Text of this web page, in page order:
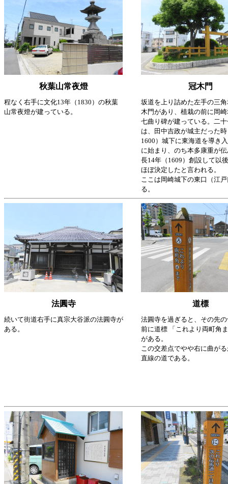
秋葉山常夜燈 冠木門
程なく右手に文化13年（1830）の秋葉
山常夜燈が建っている。
坂道を上り詰めた左手の三
木門があり、植栽の前に岡
七曲り碑が建っている。二
は、田中吉政が城主だった
1600）城下に東海道を導き
に始まり、のち本多康重が
長14年（1609）創設して以
ほぼ決定したと言われる。
ここは岡崎城下の東口（江
る。
法圓寺 道標
続いて街道右手に真宗大谷派の法圓寺が
ある。
法圓寺を過ぎると、その先
前に道標 「これより両町角
がある。
この交差点でやや右に曲が
直線の道である。